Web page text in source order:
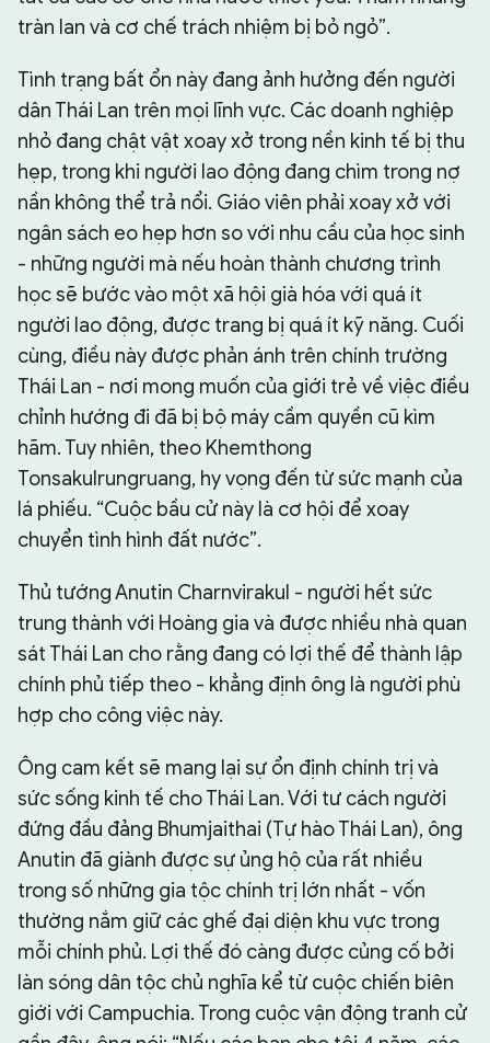
tràn lan và cơ chế trách nhiệm bị bỏ ngỏ”.
Tình trạng bất ổn này đang ảnh hưởng đến người
dân Thái Lan trên mọi lĩnh vực. Các doanh nghiệp
nhỏ đang chật vật xoay xở trong nền kinh tế bị thu
hẹp, trong khi người lao động đang chìm trong nợ
nần không thể trả nổi. Giáo viên phải xoay xở với
ngân sách eo hẹp hơn so với nhu cầu của học sinh
- những người mà nếu hoàn thành chương trình
học sẽ bước vào một xã hội già hóa với quá ít
người lao động, được trang bị quá ít kỹ năng. Cuối
cùng, điều này được phản ánh trên chính trường
Thái Lan - nơi mong muốn của giới trẻ về việc điều
chỉnh hướng đi đã bị bộ máy cầm quyền cũ kìm
hãm. Tuy nhiên, theo Khemthong
Tonsakulrungruang, hy vọng đến từ sức mạnh của
lá phiếu. “Cuộc bầu cử này là cơ hội để xoay
chuyển tình hình đất nước”.
Thủ tướng Anutin Charnvirakul - người hết sức
trung thành với Hoàng gia và được nhiều nhà quan
sát Thái Lan cho rằng đang có lợi thế để thành lập
chính phủ tiếp theo - khẳng định ông là người phù
hợp cho công việc này.
Ông cam kết sẽ mang lại sự ổn định chính trị và
sức sống kinh tế cho Thái Lan. Với tư cách người
đứng đầu đảng Bhumjaithai (Tự hào Thái Lan), ông
Anutin đã giành được sự ủng hộ của rất nhiều
trong số những gia tộc chính trị lớn nhất - vốn
thường nắm giữ các ghế đại diện khu vực trong
mỗi chính phủ. Lợi thế đó càng được củng cố bởi
làn sóng dân tộc chủ nghĩa kể từ cuộc chiến biên
giới với Campuchia. Trong cuộc vận động tranh cử